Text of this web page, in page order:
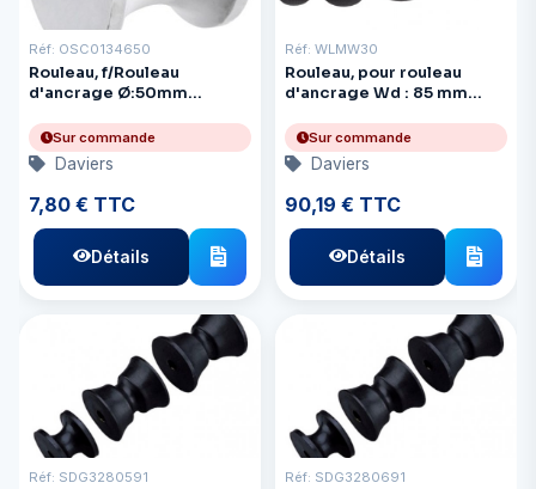
Réf: OSC0134650
Rouleau, f/Rouleau
d'ancrage Ø:50mm
Sur commande
Daviers
7,80 € TTC
Détails
Réf: WLMW30
Rouleau, pour rouleau
d'ancrage Wd : 85 mm
Sur commande
Daviers
90,19 € TTC
Détails
Réf: SDG3280591 Réf: SDG3280691